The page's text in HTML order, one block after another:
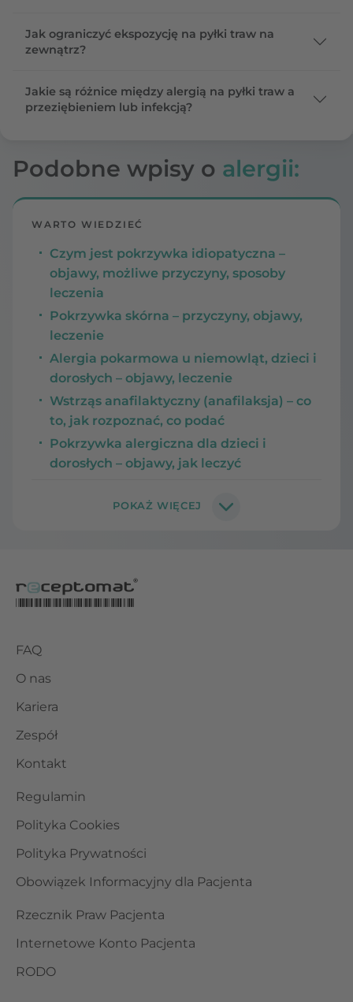
Jak ograniczyć ekspozycję na pyłki traw na
zewnątrz?
Jakie są różnice między alergią na pyłki traw a
przeziębieniem lub infekcją?
Podobne wpisy o alergii:
WARTO WIEDZIEĆ
Czym jest pokrzywka idiopatyczna –
objawy, możliwe przyczyny, sposoby
leczenia
Pokrzywka skórna – przyczyny, objawy,
leczenie
Alergia pokarmowa u niemowląt, dzieci i
dorosłych – objawy, leczenie
Wstrząs anafilaktyczny (anafilaksja) – co
to, jak rozpoznać, co podać
Pokrzywka alergiczna dla dzieci i
dorosłych – objawy, jak leczyć
FAQ
O nas
Kariera
Zespół
Kontakt
Regulamin
Polityka Cookies
Polityka Prywatności
Obowiązek Informacyjny dla Pacjenta
Rzecznik Praw Pacjenta
Internetowe Konto Pacjenta
RODO